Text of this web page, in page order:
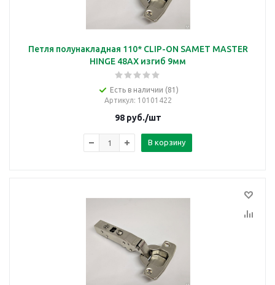
Петля полунакладная 110* CLIP-ON SAMET MASTER
HINGE 48AX изгиб 9мм
Есть в наличии (81)
Артикул: 10101422
98руб./шт
В корзину